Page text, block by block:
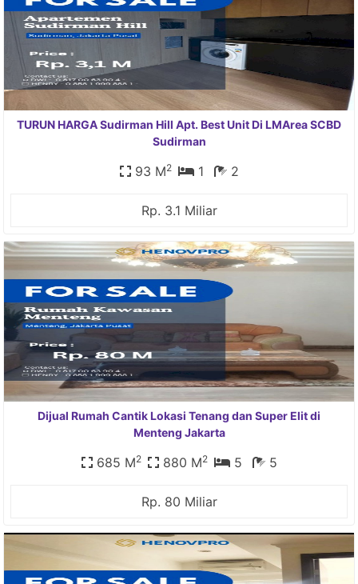
TURUN HARGA Sudirman Hill Apt. Best Unit Di LMArea SCBD
Sudirman
93 M2 1 2
Rp. 3.1 Miliar
Dijual Rumah Cantik Lokasi Tenang dan Super Elit di
Menteng Jakarta
685 M2 880 M2 5 5
Rp. 80 Miliar